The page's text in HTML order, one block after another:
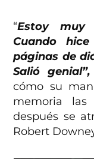
“Estoy muy
Cuando
páginas de
Salió genial”,
cómo su
memoria
después se
Robert